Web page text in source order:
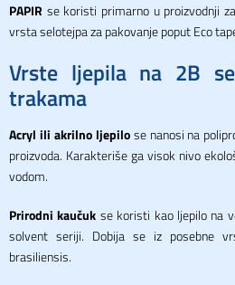
PAPIR se koristi primarno u proizvodnji
vrsta selotejpa za pakovanje poput Eco
Vrste ljepila na 2B
trakama
Acryl ili akrilno ljepilose nanosi na
proizvoda. Karakteriše ga visok nivo
vodom.
Prirodni kaučuk se koristi kao ljepilo na
solvent seriji. Dobija se iz posebne
brasiliensis.